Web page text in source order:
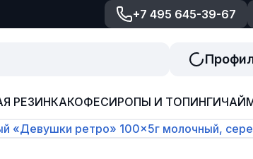
+7 495 645-39-67
РЕЗИНКАКОФЕСИРОПЫ И ТОПИНГИЧАЙ
«Девушки ретро» 100×5г молочный,